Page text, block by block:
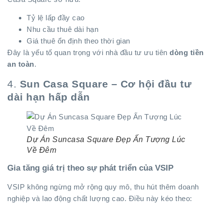
Tỷ lệ lấp đầy cao
Nhu cầu thuê dài hạn
Giá thuê ổn định theo thời gian
Đây là yếu tố quan trọng với nhà đầu tư ưu tiên dòng tiền
an toàn.
4. Sun Casa Square – Cơ hội đầu tư
dài hạn hấp dẫn
Dự Án Suncasa Square Đẹp Ấn Tượng Lúc
Về Đêm
Gia tăng giá trị theo sự phát triển của VSIP
VSIP không ngừng mở rộng quy mô, thu hút thêm doanh
nghiệp và lao động chất lượng cao. Điều này kéo theo: